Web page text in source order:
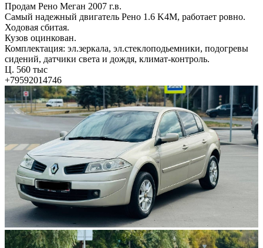
Продам Рено Меган 2007 г.в.
Самый надежный двигатель Рено 1.6 K4M, работает ровно.
Ходовая сбитая.
Кузов оцинкован.
Комплектация: эл.зеркала, эл.стеклоподьемники, подогревы
сидений, датчики света и дождя, климат-контроль.
Ц. 560 тыс
+79592014746